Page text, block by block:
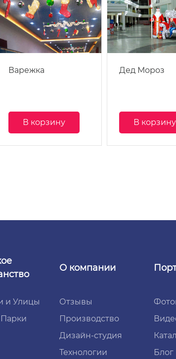
Варежка
В корзину
Дед Мороз
В корзину
и Улицы
О компании
Отзывы
Производство
Дизайн-студия
Технологии
Блог